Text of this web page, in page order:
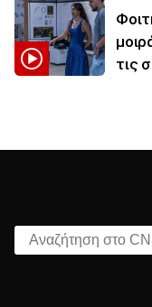
τις
Αναζήτηση στο